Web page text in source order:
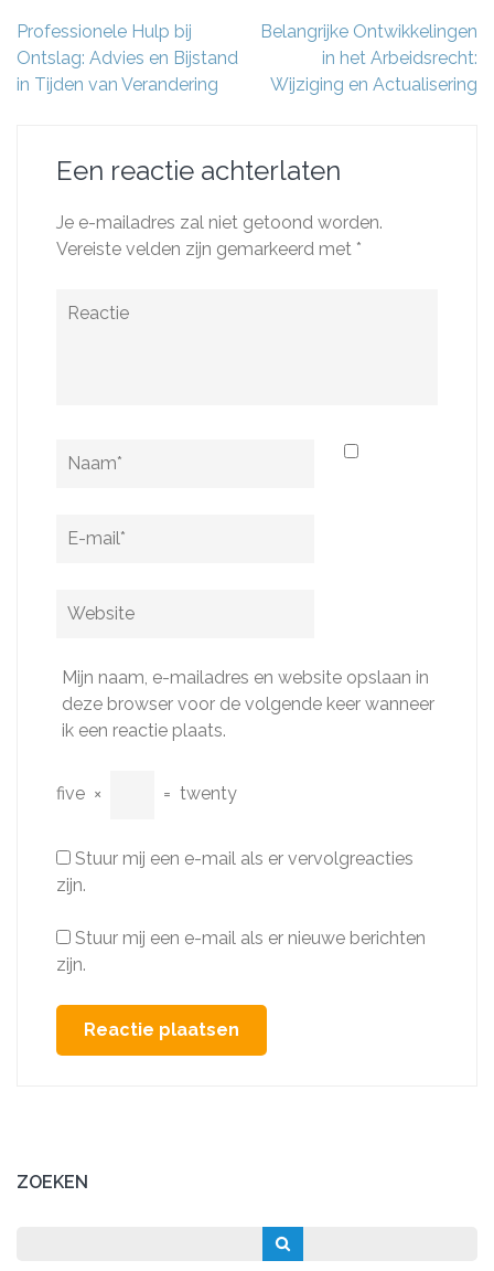
Berichtnavigatie
Professionele Hulp bij
Ontslag: Advies en Bijstand
in Tijden van Verandering
Belangrijke Ontwikkelingen
in het Arbeidsrecht:
Wijziging en Actualisering
Een reactie achterlaten
Je e-mailadres zal niet getoond worden.
Vereiste velden zijn gemarkeerd met *
Mijn naam, e-mailadres en website opslaan in
deze browser voor de volgende keer wanneer
ik een reactie plaats.
five × = twenty
Stuur mij een e-mail als er vervolgreacties
zijn.
Stuur mij een e-mail als er nieuwe berichten
zijn.
ZOEKEN